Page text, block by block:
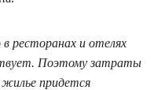
ресторанах и отелях
Поэтому затраты
жилье придется